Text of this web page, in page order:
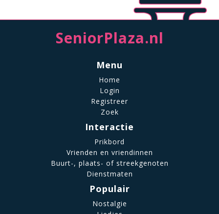
SeniorPlaza.nl
Menu
Home
Login
Registreer
Zoek
Interactie
Prikbord
Vrienden en vriendinnen
Buurt-, plaats- of streekgenoten
Dienstmaten
Populair
Nostalgie